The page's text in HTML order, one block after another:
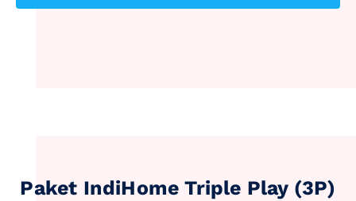
Paket IndiHome Triple Play (3P)